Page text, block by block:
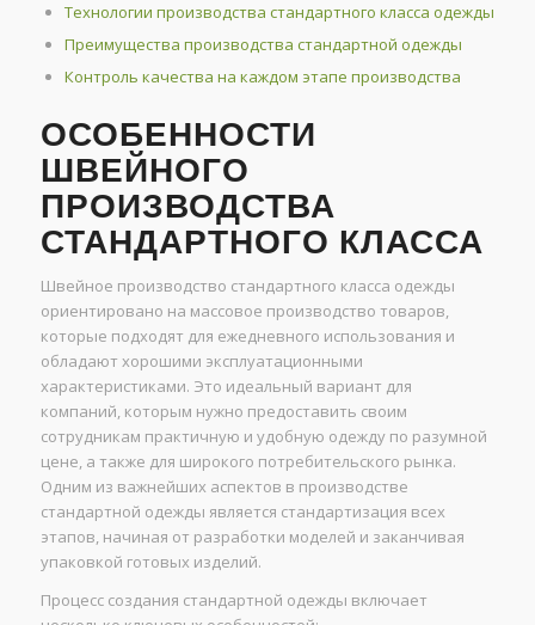
Технологии производства стандартного класса одежды
Преимущества производства стандартной одежды
Контроль качества на каждом этапе производства
ОСОБЕННОСТИ
ШВЕЙНОГО
ПРОИЗВОДСТВА
СТАНДАРТНОГО КЛАССА
Швейное производство стандартного класса одежды
ориентировано на массовое производство товаров,
которые подходят для ежедневного использования и
обладают хорошими эксплуатационными
характеристиками. Это идеальный вариант для
компаний, которым нужно предоставить своим
сотрудникам практичную и удобную одежду по разумной
цене, а также для широкого потребительского рынка.
Одним из важнейших аспектов в производстве
стандартной одежды является стандартизация всех
этапов, начиная от разработки моделей и заканчивая
упаковкой готовых изделий.
Процесс создания стандартной одежды включает